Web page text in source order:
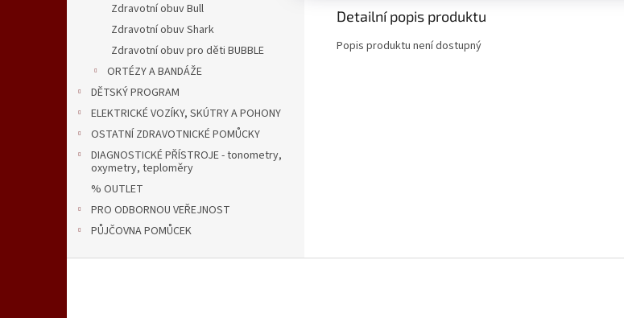
Zdravotní obuv Bull
Zdravotní obuv Shark
Zdravotní obuv pro děti BUBBLE
ORTÉZY A BANDÁŽE
DĚTSKÝ PROGRAM
ELEKTRICKÉ VOZÍKY, SKÚTRY A POHONY
OSTATNÍ ZDRAVOTNICKÉ POMŮCKY
DIAGNOSTICKÉ PŘÍSTROJE - tonometry,
oxymetry, teploměry
% OUTLET
PRO ODBORNOU VEŘEJNOST
PŮJČOVNA POMŮCEK
Detailní popis produktu
Popis produktu není dostupný